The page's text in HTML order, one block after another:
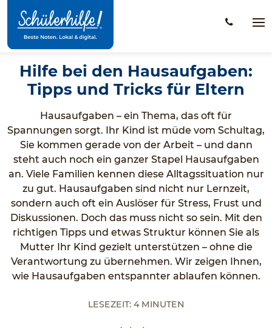
Hauptinhalt
Hilfe bei den Hausaufgaben:
Tipps und Tricks für Eltern
Hausaufgaben – ein Thema, das oft für
Spannungen sorgt. Ihr Kind ist müde vom Schultag,
Sie kommen gerade von der Arbeit – und dann
steht auch noch ein ganzer Stapel Hausaufgaben
an. Viele Familien kennen diese Alltagssituation nur
zu gut. Hausaufgaben sind nicht nur Lernzeit,
sondern auch oft ein Auslöser für Stress, Frust und
Diskussionen. Doch das muss nicht so sein. Mit den
richtigen Tipps und etwas Struktur können Sie als
Mutter Ihr Kind gezielt unterstützen – ohne die
Verantwortung zu übernehmen. Wir zeigen Ihnen,
wie Hausaufgaben entspannter ablaufen können.
Lesezeit: 4 Minuten